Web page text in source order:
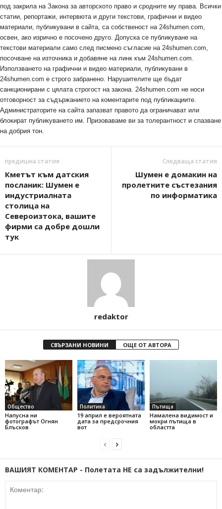
под закрила на Закона за авторското право и сродните му права. Всички
статии, репортажи, интервюта и други текстови, графични и видео
материали, публикувани в сайта, са собственост на 24shumen.com,
освен, ако изрично е посочено друго. Допуска се публикуване на
текстови материали само след писмено съгласие на 24shumen.com,
посочване на източника и добавяне на линк към 24shumen.com.
Използването на графични и видео материали, публикувани в
24shumen.com е строго забранено. Нарушителите ще бъдат
санкционирани с цялата строгост на закона. 24shumen.com не носи
отговорност за съдържанието на коментарите под публикациите.
Администраторите на сайта запазват правото да ограничават или
блокират публикуването им. Призоваваме ви за толерантност и спазване
на добрия тон.
предишна статия
Кметът към датския
посланик: Шумен е
индустриалната
столица на
Североизтока, вашите
фирми са добре дошли
тук
Следваща статия
Шумен е домакин на
пролетните състезания
по информатика
redaktor
СВЪРЗАНИ НОВИНИ ОЩЕ ОТ АВТОРА
Общество
Напусна ни
фотографът Огнян
Блъсков
Политика
19 април е вероятната
дата за предсрочния
вот
Пътища
Намалена видимост и
мокри пътища в
областта
ВАШИЯТ КОМЕНТАР - Полетата НЕ са задължителни!